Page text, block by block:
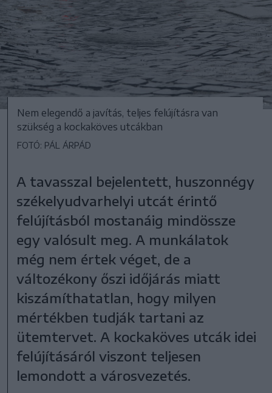
Nem elegendő a javítás, teljes felújításra van
szükség a kockaköves utcákban
FOTÓ: PÁL ÁRPÁD
A tavasszal bejelentett, huszonnégy
székelyudvarhelyi utcát érintő
felújításból mostanáig mindössze
egy valósult meg. A munkálatok
még nem értek véget, de a
változékony őszi időjárás miatt
kiszámíthatatlan, hogy milyen
mértékben tudják tartani az
ütemtervet. A kockaköves utcák idei
felújításáról viszont teljesen
lemondott a városvezetés.